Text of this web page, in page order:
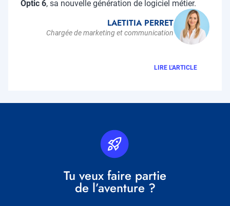
Optic 6, sa nouvelle génération de logiciel métier.
LAETITIA PERRET
Chargée de marketing et communication
LIRE L'ARTICLE
Titre
Bloc
Tu veux faire partie
de l’aventure ?